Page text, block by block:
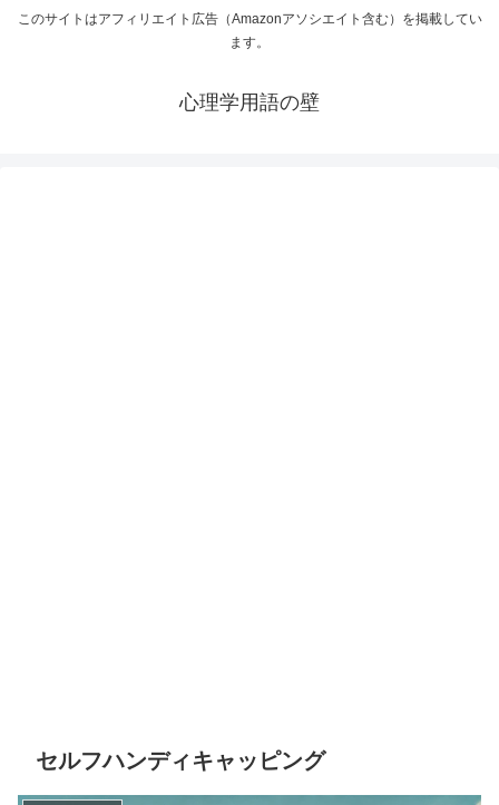
このサイトはアフィリエイト広告（Amazonアソシエイト含む）を掲載してい
ます。
心理学用語の壁
セルフハンディキャッピング